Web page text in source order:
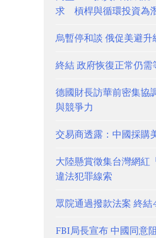
求 槓桿與循環投資為
烏暫停和談 俄促美避升
終結 政府恢復正常仍需
德國財長訪華前密集協
與競爭力
交易商透露：中國採購
大陸懸賞徵集台灣網紅
違法犯罪線索
眾院通過撥款法案 終結
FBI局長宣布 中國同意